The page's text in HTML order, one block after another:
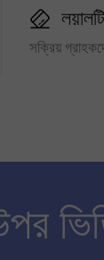
সক্রিয়